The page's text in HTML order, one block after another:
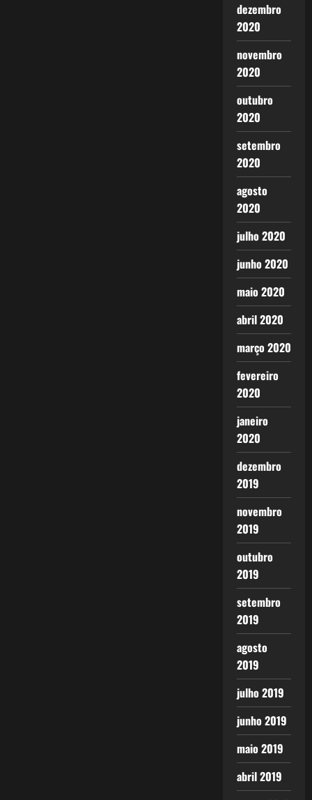
dezembro
2020
novembro
2020
outubro
2020
setembro
2020
agosto
2020
julho 2020
junho 2020
maio 2020
abril 2020
março 2020
fevereiro
2020
janeiro
2020
dezembro
2019
novembro
2019
outubro
2019
setembro
2019
agosto
2019
julho 2019
junho 2019
maio 2019
abril 2019